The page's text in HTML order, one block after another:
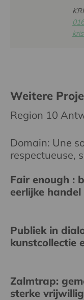
Weitere
Region 10
Domain: Une
respectueuse,
Fair enough :
eerlijke handel
Publiek in
kunstcollectie
Zalmtrap:
sterke